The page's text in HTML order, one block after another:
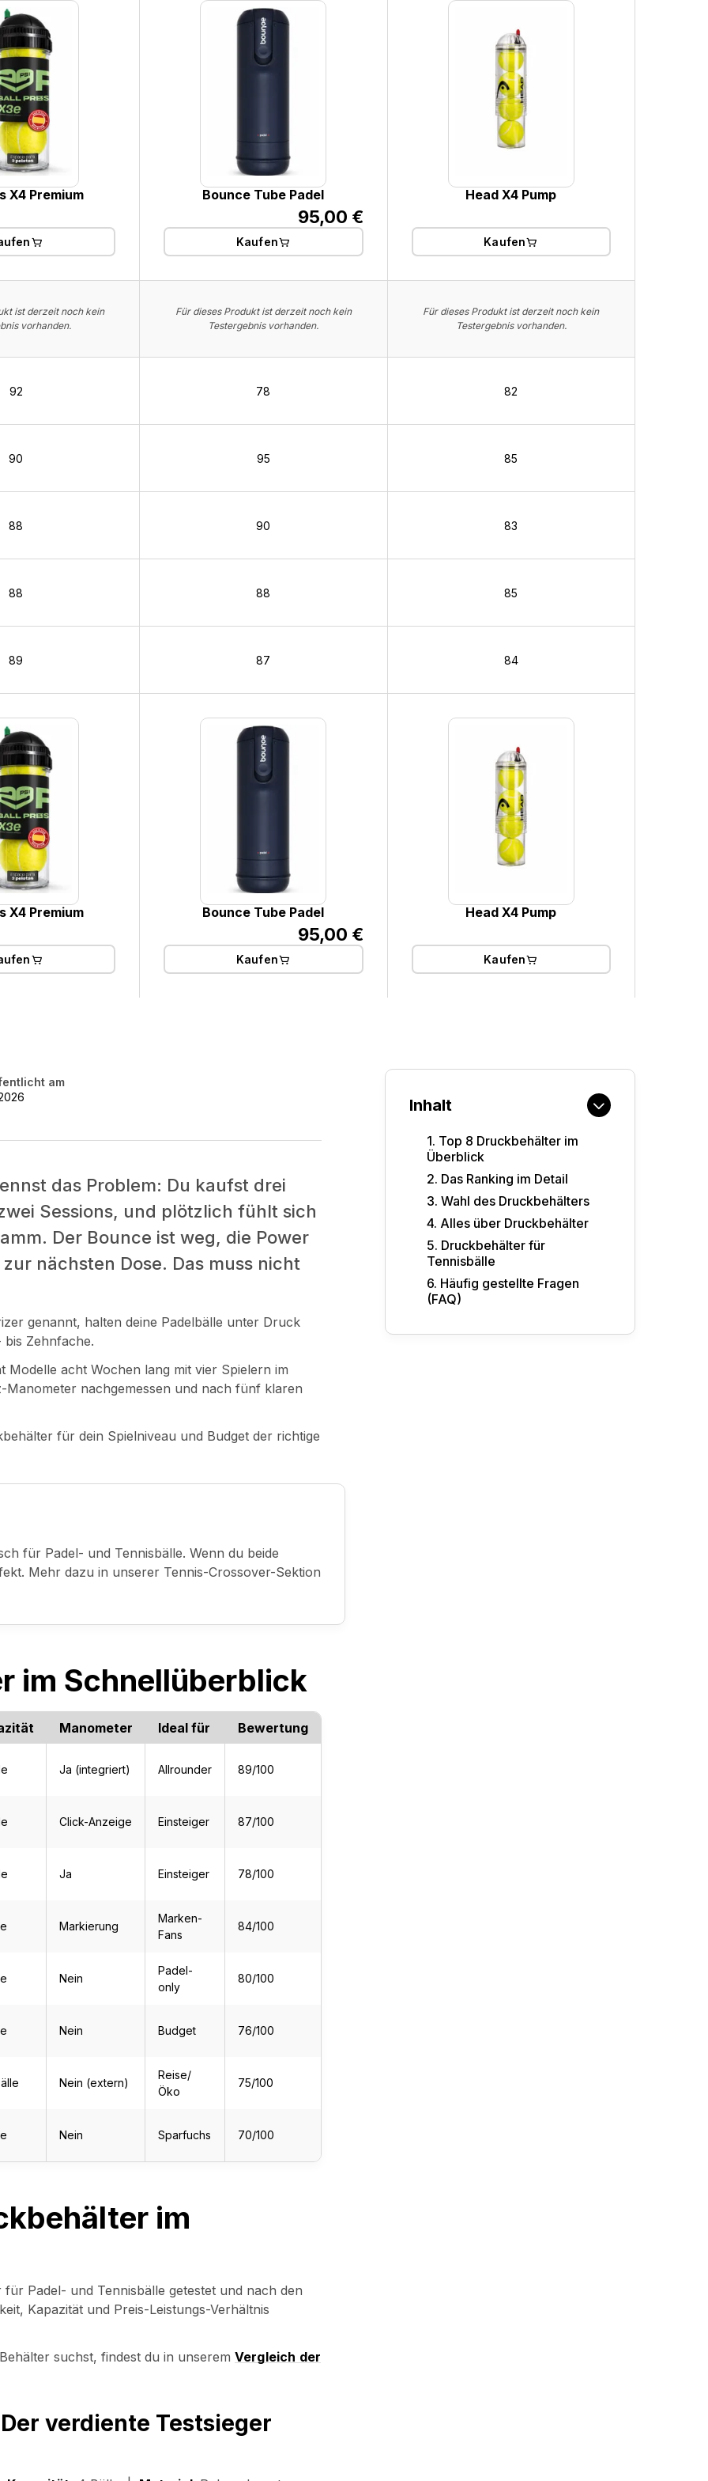
X4 Premium Bounce Tube Padel
95,00 €
Kaufen
Head X4 Pump
Kaufen
ist derzeit noch kein
vorhanden.
Für dieses Produkt ist derzeit noch kein
Testergebnis vorhanden.
Für dieses Produkt ist derzeit noch kein
Testergebnis vorhanden.
92 78 82
90 95 85
88 90 83
88 88 85
89 87 84
X4 Premium Bounce Tube Padel
95,00 €
Kaufen
Head X4 Pump
Kaufen
am
das Problem: Du kaufst drei
Sessions, und plötzlich fühlt sich
Der Bounce ist weg, die Power
nächsten Dose. Das muss nicht
genannt, halten deine Padelbälle unter Druck
Zehnfache.
acht Wochen lang mit vier Spielern im
Manometer nachgemessen und nach fünf klaren
für dein Spielniveau und Budget der richtige
für Padel- und Tennisbälle. Wenn du beide
Mehr dazu in unserer Tennis-Crossover-Sektion
im Schnellüberblick
Manometer Ideal für Bewertung
Ja (integriert) Allrounder 89/100
Click-Anzeige Einsteiger 87/100
Ja Einsteiger 78/100
Markierung
Marken-
Fans
84/100
Nein
Padel-
only
80/100
Nein Budget 76/100
Nein (extern)
Reise/
Öko
75/100
Nein Sparfuchs 70/100
im
Padel- und Tennisbälle getestet und nach den
Kapazität und Preis-Leistungs-Verhältnis
suchst, findest du in unserem Vergleich der
verdiente Testsieger
Inhalt
1. Top 8 Druckbehälter im
Überblick
2. Das Ranking im Detail
3.Wahl des Druckbehälters
4. Alles über Druckbehälter
5. Druckbehälter für
Tennisbälle
6. Häufig gestellte Fragen
(FAQ)